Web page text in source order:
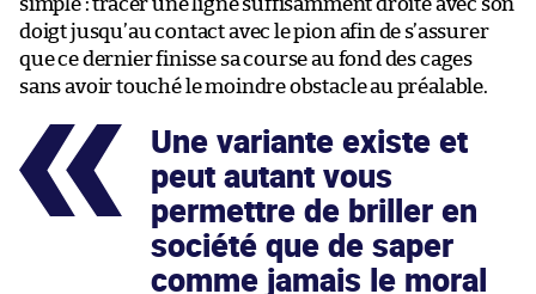
doigt jusqu’au contact avec le pion afin de s’assurer
que ce dernier finisse sa course au fond des cages
sans avoir touché le moindre obstacle au préalable.
Une variante existe et
peut autant vous
permettre de briller en
société que de saper
comme jamais le moral